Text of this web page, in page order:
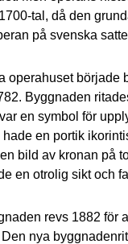
tal, då den
på svenska
operahuset började
Byggnaden
en symbol för
en portik
bild av kronan på
en otrolig sikt och
revs 1882 för
nya